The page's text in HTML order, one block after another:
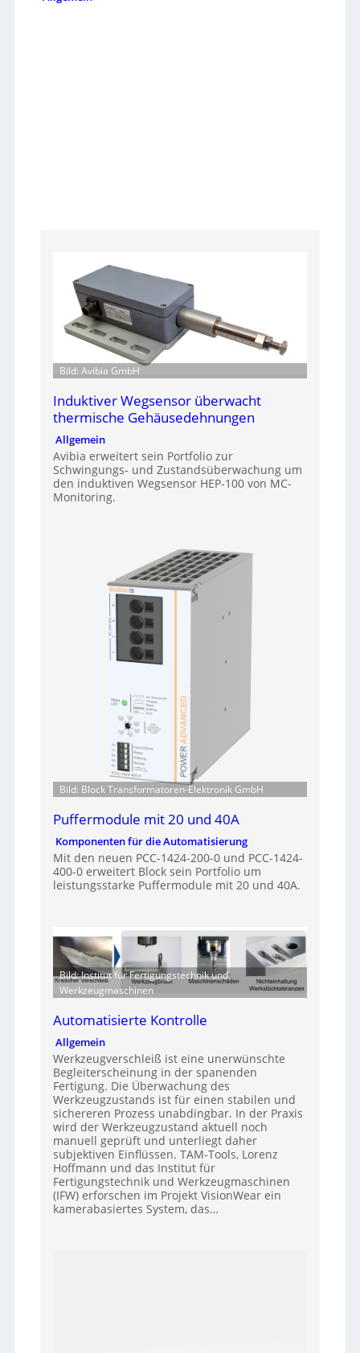
Bild: Avibia GmbH
Induktiver Wegsensor überwacht
thermische Gehäusedehnungen
Allgemein
Avibia erweitert sein Portfolio zur
Schwingungs- und Zustandsüberwachung um
den induktiven Wegsensor HEP-100 von MC-
Monitoring.
Bild: Block Transformatoren-Elektronik GmbH
Puffermodule mit 20 und 40A
Komponenten für die Automatisierung
Mit den neuen PCC-1424-200-0 und PCC-1424-
400-0 erweitert Block sein Portfolio um
leistungsstarke Puffermodule mit 20 und 40A.
Bild: Institut für Fertigungstechnik und
Werkzeugmaschinen
Automatisierte Kontrolle
Allgemein
Werkzeugverschleiß ist eine unerwünschte
Begleiterscheinung in der spanenden
Fertigung. Die Überwachung des
Werkzeugzustands ist für einen stabilen und
sichereren Prozess unabdingbar. In der Praxis
wird der Werkzeugzustand aktuell noch
manuell geprüft und unterliegt daher
subjektiven Einflüssen. TAM-Tools, Lorenz
Hoffmann und das Institut für
Fertigungstechnik und Werkzeugmaschinen
(IFW) erforschen im Projekt VisionWear ein
kamerabasiertes System, das…